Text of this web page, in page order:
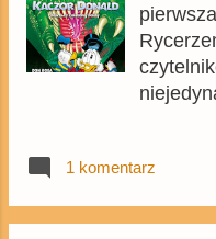
historii.
1 komentarz